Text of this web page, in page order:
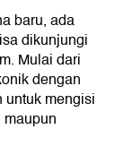
baru, ada
dikunjungi
Mulai dari
dengan
mengisi